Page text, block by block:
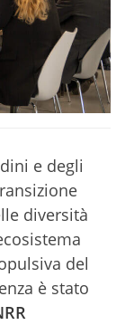
e degli
diversità
del
è stato